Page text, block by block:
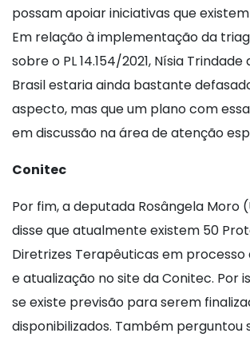
possam apoiar iniciativas que
Em relação à implementação da
sobre o PL 14.154/2021, Nísia
Brasil estaria ainda bastante
aspecto, mas que um plano com
em discussão na área de atenção
Conitec
Por fim, a deputada Rosângela Moro
disse que atualmente existem 50
Diretrizes Terapêuticas em
e atualização no site da Conitec. Por
se existe previsão para serem
disponibilizados. Também perguntou